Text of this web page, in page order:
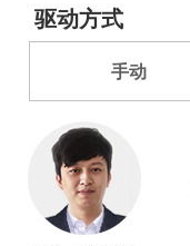
驱动方式
手动